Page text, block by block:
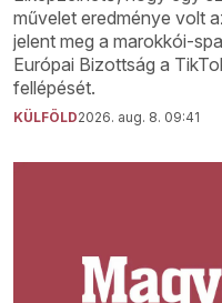
művelet eredménye volt
jelent meg a marokkói-
Európai Bizottság a
fellépését.
KÜLFÖLD2026. aug. 8. 09:41